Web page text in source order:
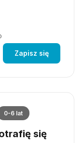
Zapisz się
0-6 lat
się